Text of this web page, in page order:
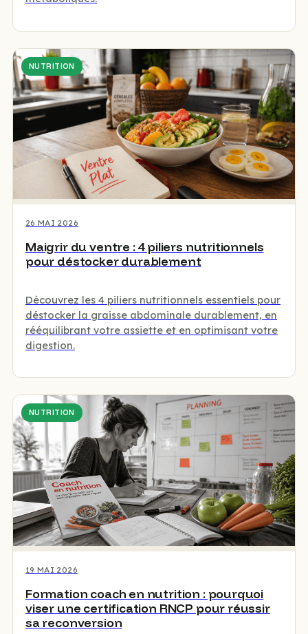
NUTRITION
Maigrir du ventre : 4 piliers nutritionnels
pour déstocker durablement
26 MAI 2026
Découvrez les 4 piliers nutritionnels essentiels pour
déstocker la graisse abdominale durablement, en
rééquilibrant votre assiette et en optimisant votre
digestion.
NUTRITION
Formation coach en nutrition : pourquoi
viser une certification RNCP pour réussir
sa reconversion
19 MAI 2026